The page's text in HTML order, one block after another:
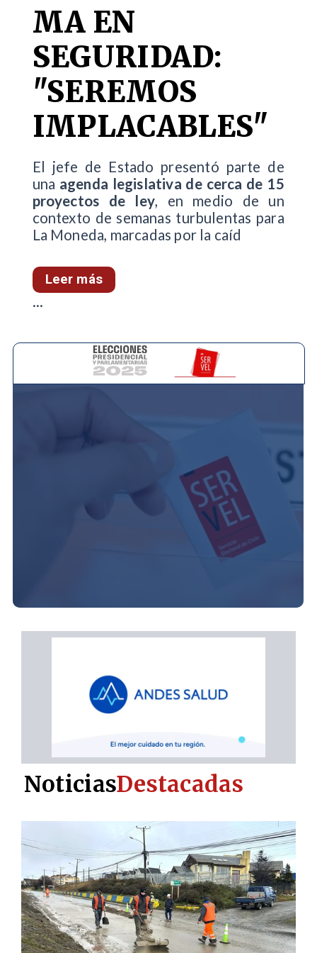
MA EN
SEGURIDAD:
"SEREMOS
IMPLACABLES"
El jefe de Estado presentó parte de
una agenda legislativa de cerca de 15
proyectos de ley, en medio de un
contexto de semanas turbulentas para
La Moneda, marcadas por la caíd
Leer más
...
NoticiasDestacadas